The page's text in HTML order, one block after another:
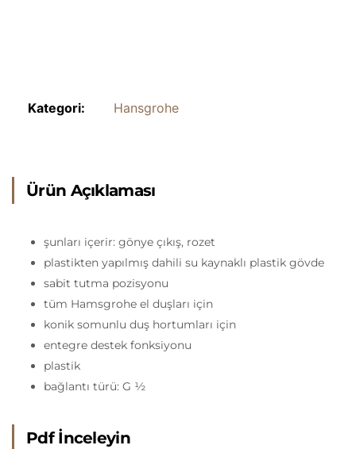
Kategori: Hansgrohe
Ürün Açıklaması
şunları içerir: gönye çıkış, rozet
plastikten yapılmış dahili su kaynaklı plastik gövde
sabit tutma pozisyonu
tüm Hamsgrohe el duşları için
konik somunlu duş hortumları için
entegre destek fonksiyonu
plastik
bağlantı türü: G ½
Pdf İnceleyin